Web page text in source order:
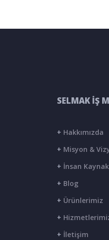
SELMAK İŞ
+ Hakkımızda
+ Misyon &
+ İnsan
+ Blog
+ Ürünlerimiz
+
+ İletişim